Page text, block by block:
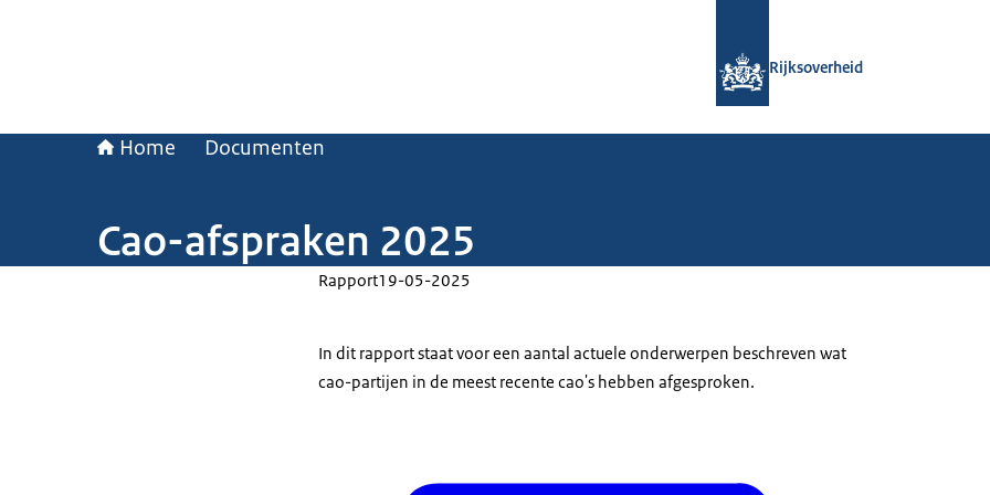
Rijksoverheid
Home Documenten
Cao-afspraken 2025
Rapport19-05-2025
In dit rapport staat voor een aantal actuele onderwerpen beschreven wat
cao-partijen in de meest recente cao's hebben afgesproken.